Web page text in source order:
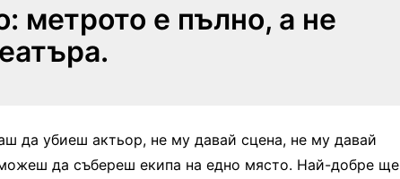
метрото е пълно, а не
да убиеш актьор, не му давай сцена, не му давай
да събереш екипа на едно място. Най-добре ще